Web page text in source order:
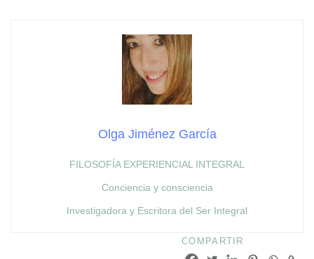
Olga Jiménez García
FILOSOFÍA EXPERIENCIAL INTEGRAL
Conciencia y consciencia
Investigadora y Escritora del Ser Integral
COMPARTIR